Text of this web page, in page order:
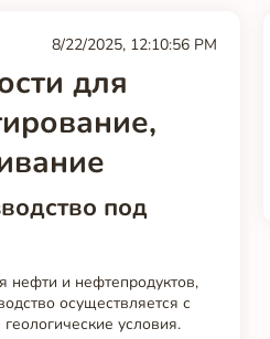
8/22/2025, 12:10:56 PM
для
под
нефти и нефтепродуктов,
осуществляется с
условия.